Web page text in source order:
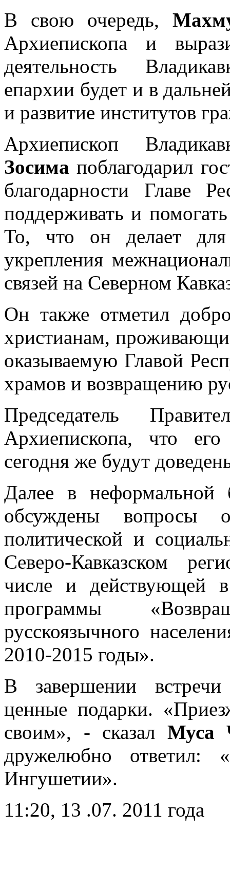
В свою очередь,
Архиепископа и
деятельность
епархии будет и в
и развитие институтов
Архиепископ
Зосима поблагодарил
благодарности Главе
поддерживать и
То, что он делает для
укрепления
связей на Северном
Он также отметил
христианам,
оказываемую Главой
храмов и возвращению
Председатель
Архиепископа, что
сегодня же будут
Далее в неформальной
обсуждены вопросы
политической и
Северо-Кавказском
числе и действующей
программы
русскоязычного
2010-2015 годы».
В завершении
ценные подарки.
своим», - сказал Муса
дружелюбно
Ингушетии».
11:20, 13 .07. 2011 года